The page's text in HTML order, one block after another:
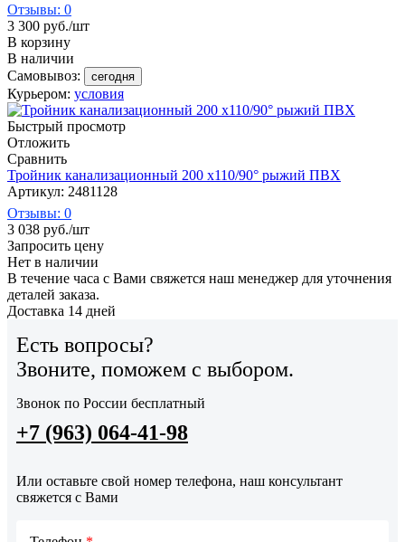
Отзывы: 0
3 300 руб./шт
В корзину
В наличии
Самовывоз:
сегодня
Курьером: условия
Быстрый просмотр
Отложить
Сравнить
Тройник канализационный 200 х110/90° рыжий ПВХ
Артикул: 2481128
Отзывы: 0
3 038 руб./шт
Запросить цену
Нет в наличии
В течение часа с Вами свяжется наш менеджер для уточнения
деталей заказа.
Доставка 14 дней
Есть вопросы?
Звоните, поможем с выбором.
Звонок по России бесплатный
+7 (963) 064-41-98
Или оставьте свой номер телефона, наш консультант
свяжется с Вами